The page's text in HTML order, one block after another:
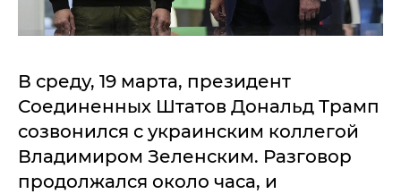
В среду, 19 марта, президент
Соединенных Штатов Дональд Трамп
созвонился с украинским коллегой
Владимиром Зеленским. Разговор
продолжался около часа, и